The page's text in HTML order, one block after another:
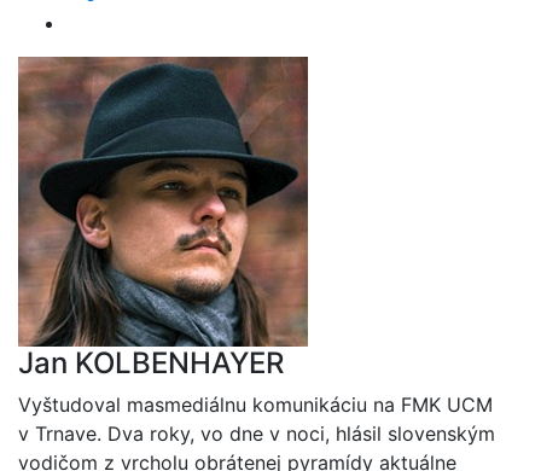
Jan KOLBENHAYER
Vyštudoval masmediálnu komunikáciu na FMK UCM
v Trnave. Dva roky, vo dne v noci, hlásil slovenským
vodičom z vrcholu obrátenej pyramídy aktuálne